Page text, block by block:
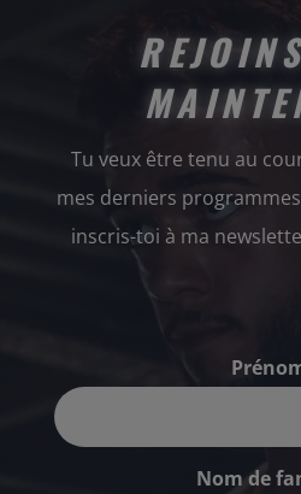
Tu veux être tenu au
mes derniers
inscris-toi à ma
Nom de